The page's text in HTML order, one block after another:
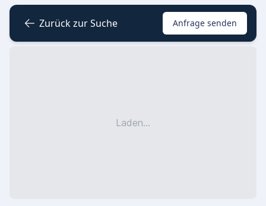
Zurück zur Suche Anfrage senden
Laden...